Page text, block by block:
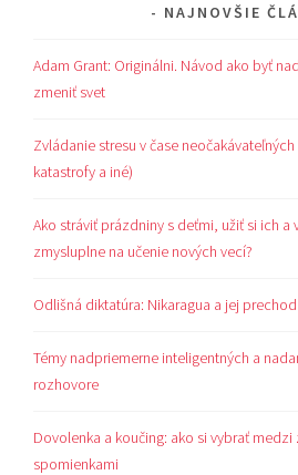
NAJNOVŠIE
Adam Grant: Originálni. Návod ako byť
zmeniť svet
Zvládanie stresu v čase
katastrofy a iné)
Ako stráviť prázdniny s deťmi, užiť si ich a
zmysluplne na učenie nových vecí?
Odlišná diktatúra: Nikaragua a jej
Témy nadpriemerne inteligentných a
rozhovore
Dovolenka a koučing: ako si vybrať
spomienkami